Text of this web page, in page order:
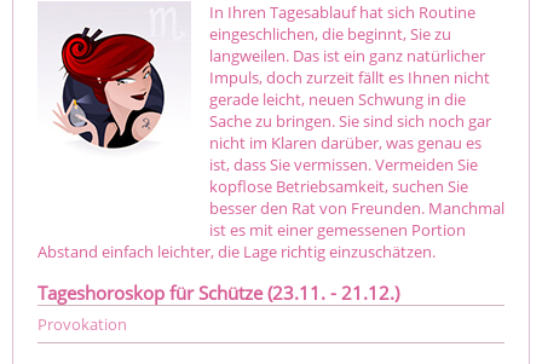
In Ihren Tagesablauf hat sich Routine
eingeschlichen, die beginnt, Sie zu
langweilen. Das ist ein ganz natürlicher
Impuls, doch zurzeit fällt es Ihnen nicht
gerade leicht, neuen Schwung in die
Sache zu bringen. Sie sind sich noch gar
nicht im Klaren darüber, was genau es
ist, dass Sie vermissen. Vermeiden Sie
kopflose Betriebsamkeit, suchen Sie
besser den Rat von Freunden. Manchmal
ist es mit einer gemessenen Portion
Abstand einfach leichter, die Lage richtig einzuschätzen.
Tageshoroskop für Schütze (23.11. - 21.12.)
Provokation